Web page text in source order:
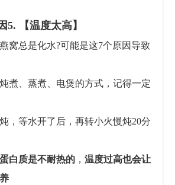
5. 【温度太高】
煮、蒸煮、电煲的方式，记得一定
，等水开了后，再转小火慢炖20分
白质是不耐热的 ，温度过高也会让